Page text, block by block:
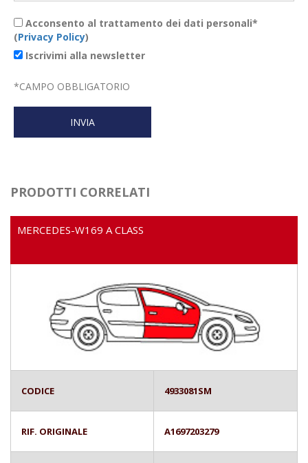
Acconsento al trattamento dei dati personali*
(Privacy Policy)
Iscrivimi alla newsletter
*CAMPO OBBLIGATORIO
PRODOTTI CORRELATI
MERCEDES-W169 A CLASS
CODICE 4933081SM
RIF. ORIGINALE A1697203279